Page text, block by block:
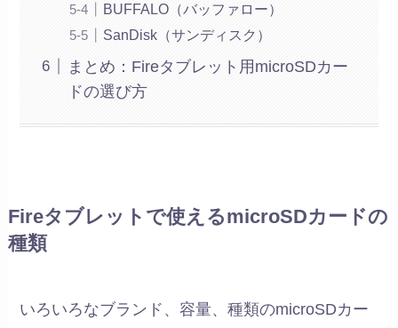
BUFFALO（バッファロー）
SanDisk（サンディスク）
まとめ：Fireタブレット用microSDカー
ドの選び方
Fireタブレットで使えるmicroSDカードの
種類
いろいろなブランド、容量、種類のmicroSDカー